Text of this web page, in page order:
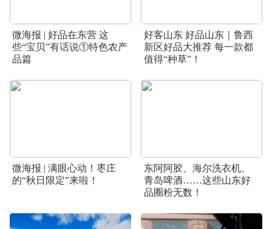
微海报 | 好品在东营 这
些“宝贝”有话说①特色农产
品篇
好客山东 好品山东｜鲁西
新区好品大推荐 每一款都
值得“种草”！
微海报 | 满眼心动！枣庄
的“秋日限定”来啦！
东阿阿胶、海尔洗衣机、
青岛啤酒……这些山东好
品圈粉无数！